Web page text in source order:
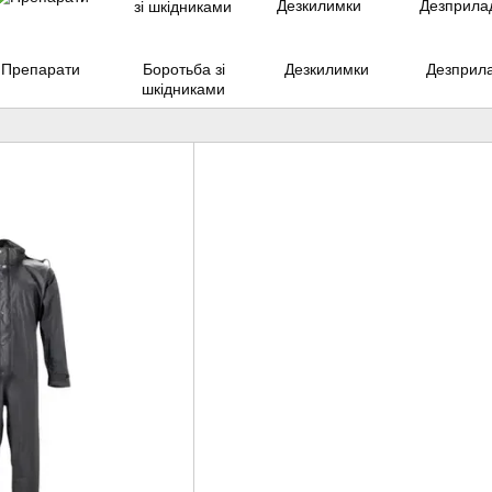
Препарати
Боротьба зі
шкідниками
Дезкилимки